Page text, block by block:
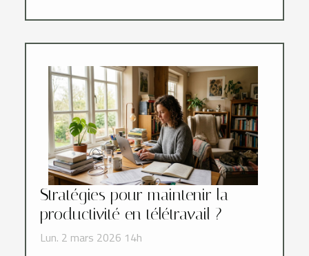
Stratégies pour maintenir la
productivité en télétravail ?
Lun. 2 mars 2026 14h